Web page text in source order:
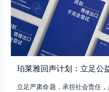
珀莱雅回声计划：立足公
立足严肃命题，承担社会责任